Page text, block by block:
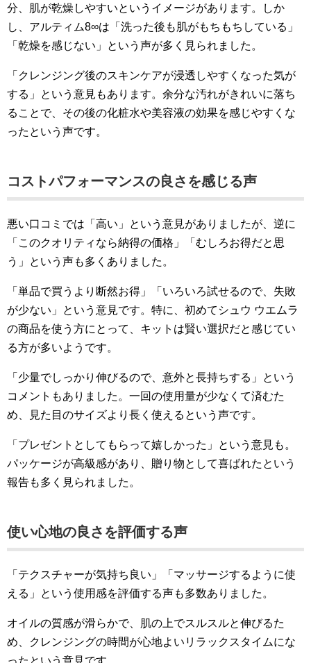
分、肌が乾燥しやすいというイメージがあります。しか
し、アルティム8∞は「洗った後も肌がもちもちしている」
「乾燥を感じない」という声が多く見られました。
「クレンジング後のスキンケアが浸透しやすくなった気が
する」という意見もあります。余分な汚れがきれいに落ち
ることで、その後の化粧水や美容液の効果を感じやすくな
ったという声です。
コストパフォーマンスの良さを感じる声
悪い口コミでは「高い」という意見がありましたが、逆に
「このクオリティなら納得の価格」「むしろお得だと思
う」という声も多くありました。
「単品で買うより断然お得」「いろいろ試せるので、失敗
が少ない」という意見です。特に、初めてシュウ ウエムラ
の商品を使う方にとって、キットは賢い選択だと感じてい
る方が多いようです。
「少量でしっかり伸びるので、意外と長持ちする」という
コメントもありました。一回の使用量が少なくて済むた
め、見た目のサイズより長く使えるという声です。
「プレゼントとしてもらって嬉しかった」という意見も。
パッケージが高級感があり、贈り物として喜ばれたという
報告も多く見られました。
使い心地の良さを評価する声
「テクスチャーが気持ち良い」「マッサージするように使
える」という使用感を評価する声も多数ありました。
オイルの質感が滑らかで、肌の上でスルスルと伸びるた
め、クレンジングの時間が心地よいリラックスタイムにな
ったという意見です。